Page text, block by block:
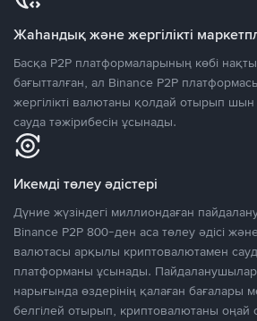
Жаһандық және жергілікті
Басқа P2P платформаларының көбі
бағытталған, ал Binance P2P
жергілікті валютаны қолдай отырып
сауда тәжірибесін ұсынады.
Икемді төлеу әдістері
Дүние жүзіндегі миллиондаған
Binance P2P 800-ден аса төлеу әдісі
валютасы арқылы криптовалютамен
платформаны ұсынады.
нарығында өздерінің қалаған бағалары
белгілей отырып, криптовалютаны оңай